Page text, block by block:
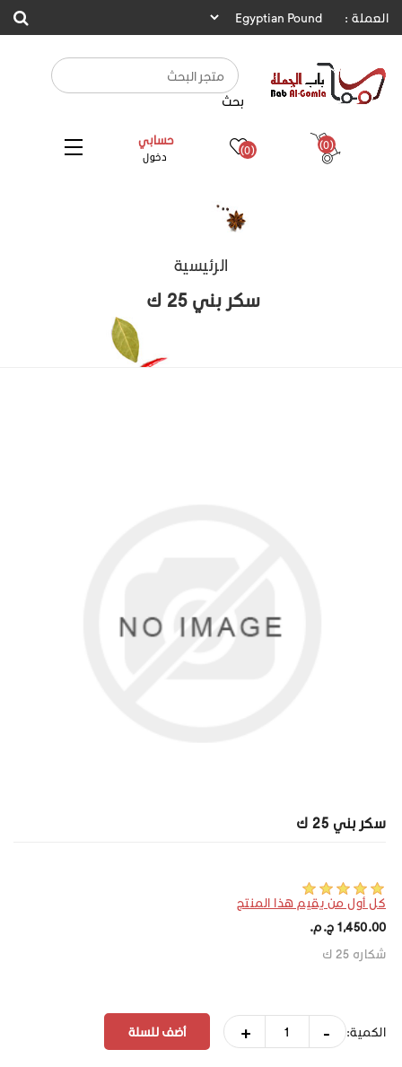
العملة :
بحث
حسابي
دخول (0) (0)
الرئيسية
سكر بني 25 ك
سكر بني 25 ك
كل أول من يقيم هذا المنتج
1,450.00 ج.م.‏
شكاره 25 ك
الكمية: -
+